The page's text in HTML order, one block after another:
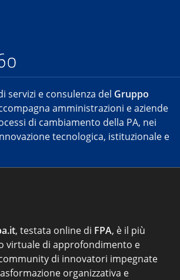
servizi e consulenza del Gruppo
amministrazioni e aziende
di cambiamento della PA, nei
tecnologica, istituzionale e
, testata online di FPA, è il più
virtuale di approfondimento e
di innovatori impegnate
organizzativa e